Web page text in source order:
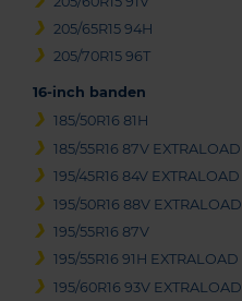
205/65R15 94H
205/70R15 96T
16-inch banden
185/50R16 81H
185/55R16 87V EXTRALOAD
195/45R16 84V EXTRALOAD
195/50R16 88V EXTRALOAD
195/55R16 87V
195/55R16 91H EXTRALOAD
195/60R16 93V EXTRALOAD